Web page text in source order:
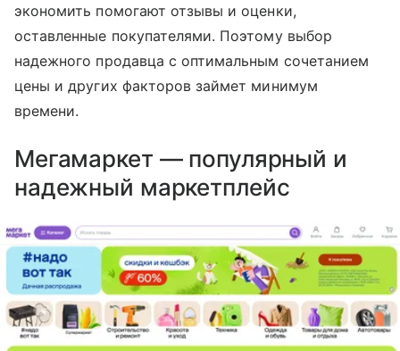
экономить помогают отзывы и оценки,
оставленные покупателями. Поэтому выбор
надежного продавца с оптимальным сочетанием
цены и других факторов займет минимум
времени.
Мегамаркет — популярный и
надежный маркетплейс